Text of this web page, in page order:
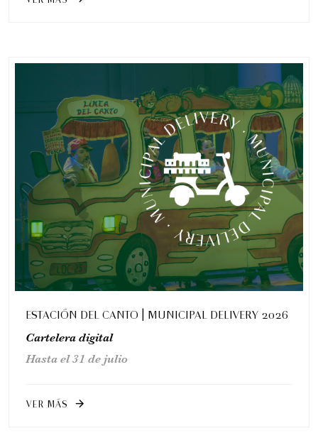
ESTACIÓN DEL CANTO | MUNICIPAL DELIVERY 2026
Cartelera digital
Hasta el 31 de julio
VER MÁS arrow_forward